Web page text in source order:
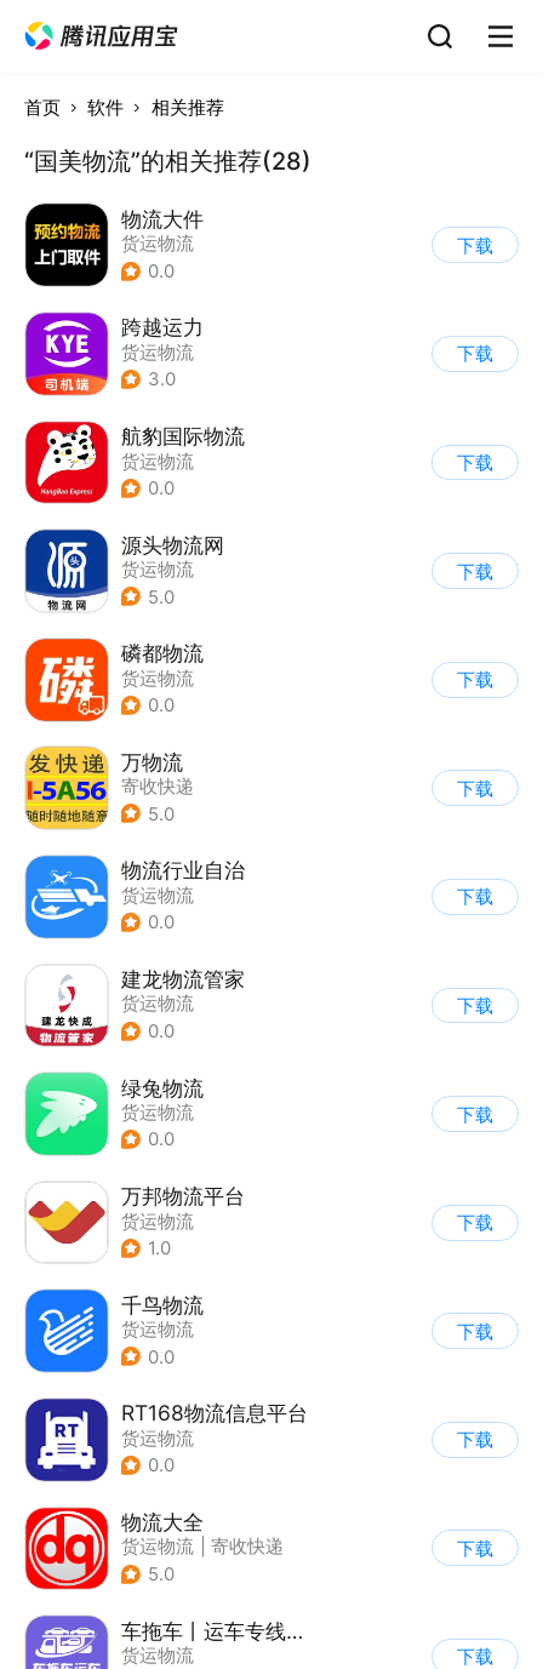
首页 软件 相关推荐
“国美物流”的相关推荐(28)
物流大件
货运物流
0.0
下载
跨越运力
货运物流
3.0
下载
航豹国际物流
货运物流
0.0
下载
源头物流网
货运物流
5.0
下载
磷都物流
货运物流
0.0
下载
万物流
寄收快递
5.0
下载
物流行业自治
货运物流
0.0
下载
建龙物流管家
货运物流
0.0
下载
绿兔物流
货运物流
0.0
下载
万邦物流平台
货运物流
1.0
下载
千鸟物流
货运物流
0.0
下载
RT168物流信息平台
货运物流
0.0
下载
物流大全
货运物流
寄收快递
5.0
下载
车拖车丨运车专线物流端
货运物流
下载